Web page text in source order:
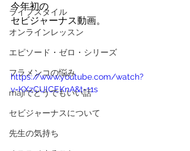
ライフスタイル
オンラインレッスン
エピソード・ゼロ・シリーズ
フラメンコの悩み
majiでどうでもいい話
セビジャーナスについて
先生の気持ち
今年初の
セビジャーナス動画。
https://www.youtube.com/watch?
v=KXzCUlCEKnA&t=11s